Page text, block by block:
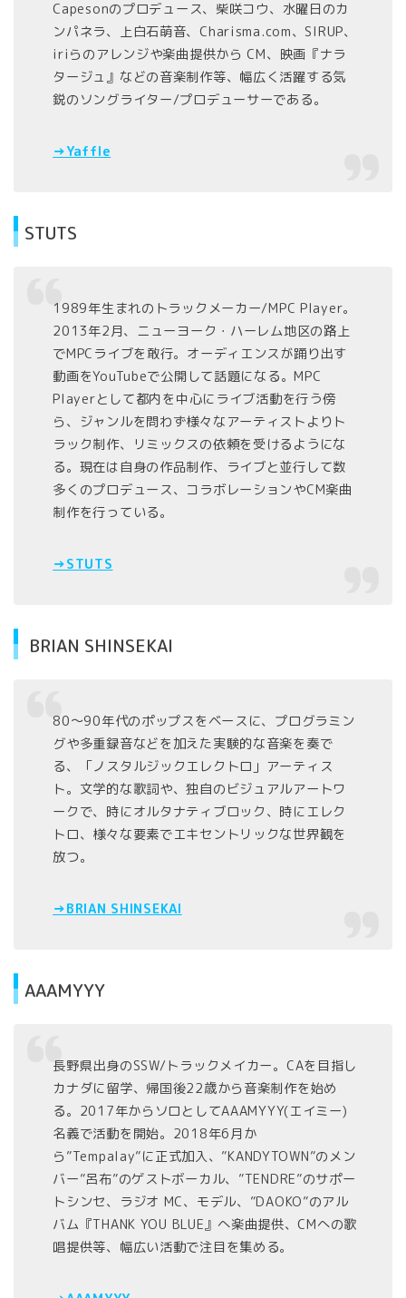
Capesonのプロデュース、柴咲コウ、水曜日のカ
ンパネラ、上白石萌音、Charisma.com、SIRUP、
iriらのアレンジや楽曲提供から CM、映画『ナラ
タージュ』などの音楽制作等、幅広く活躍する気
鋭のソングライター/プロデューサーである。
→Yaffle
STUTS
1989年生まれのトラックメーカー/MPC Player。
2013年2月、ニューヨーク・ハーレム地区の路上
でMPCライブを敢行。オーディエンスが踊り出す
動画をYouTubeで公開して話題になる。MPC
Playerとして都内を中心にライブ活動を行う傍
ら、ジャンルを問わず様々なアーティストよりト
ラック制作、リミックスの依頼を受けるようにな
る。現在は自身の作品制作、ライブと並行して数
多くのプロデュース、コラボレーションやCM楽曲
制作を行っている。
→STUTS
BRIAN SHINSEKAI
80～90年代のポップスをベースに、プログラミン
グや多重録音などを加えた実験的な音楽を奏で
る、「ノスタルジックエレクトロ」アーティス
ト。文学的な歌詞や、独自のビジュアルアートワ
ークで、時にオルタナティブロック、時にエレク
トロ、様々な要素でエキセントリックな世界観を
放つ。
→BRIAN SHINSEKAI
AAAMYYY
長野県出身のSSW/トラックメイカー。CAを目指し
カナダに留学、帰国後22歳から音楽制作を始め
る。2017年からソロとしてAAAMYYY(エイミー)
名義で活動を開始。2018年6月か
ら”Tempalay”に正式加入、”KANDYTOWN”のメン
バー”呂布”のゲストボーカル、”TENDRE”のサポー
トシンセ、ラジオ MC、モデル、”DAOKO”のアル
バム『THANK YOU BLUE』へ楽曲提供、CMへの歌
唱提供等、幅広い活動で注目を集める。